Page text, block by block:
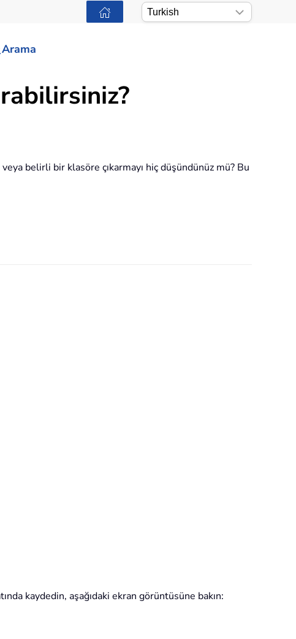
Arama
belirli bir klasöre çıkarmayı hiç düşündünüz mü? Bu
kaydedin, aşağıdaki ekran görüntüsüne bakın: